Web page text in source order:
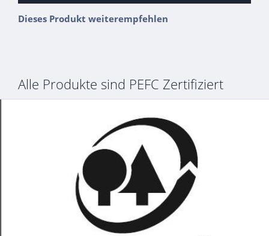
Dieses Produkt weiterempfehlen
Alle Produkte sind PEFC Zertifiziert